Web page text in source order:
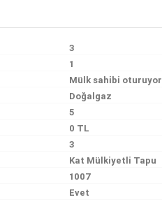
3
1
Mülk sahibi oturuyor
Doğalgaz
5
0 TL
3
Kat Mülkiyetli Tapu
1007
Evet